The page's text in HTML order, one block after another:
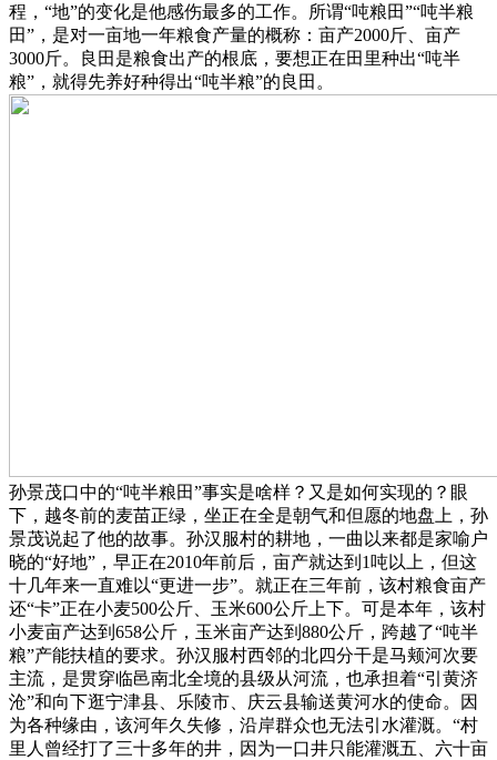
程，“地”的变化是他感伤最多的工作。所谓“吨粮田”“吨半粮
田”，是对一亩地一年粮食产量的概称：亩产2000斤、亩产
3000斤。良田是粮食出产的根底，要想正在田里种出“吨半
粮”，就得先养好种得出“吨半粮”的良田。
孙景茂口中的“吨半粮田”事实是啥样？又是如何实现的？眼
下，越冬前的麦苗正绿，坐正在全是朝气和但愿的地盘上，孙
景茂说起了他的故事。孙汉服村的耕地，一曲以来都是家喻户
晓的“好地”，早正在2010年前后，亩产就达到1吨以上，但这
十几年来一直难以“更进一步”。就正在三年前，该村粮食亩产
还“卡”正在小麦500公斤、玉米600公斤上下。可是本年，该村
小麦亩产达到658公斤，玉米亩产达到880公斤，跨越了“吨半
粮”产能扶植的要求。孙汉服村西邻的北四分干是马颊河次要
主流，是贯穿临邑南北全境的县级从河流，也承担着“引黄济
沧”和向下逛宁津县、乐陵市、庆云县输送黄河水的使命。因
为各种缘由，该河年久失修，沿岸群众也无法引水灌溉。“村
里人曾经打了三十多年的井，因为一口井只能灌溉五、六十亩